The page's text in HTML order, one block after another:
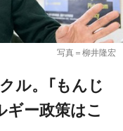
写真＝柳井隆宏
ル。「もんじ
ギー政策はこ